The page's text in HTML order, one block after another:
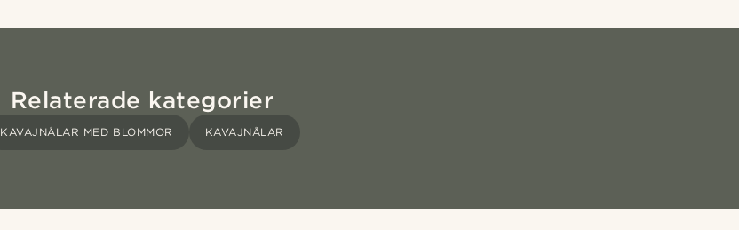
Relaterade kategorier
KAVAJNÅLAR MED BLOMMOR KAVAJNÅLAR